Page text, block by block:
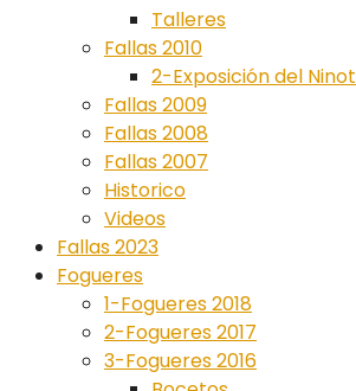
Talleres
Fallas 2010
2-Exposición del Ninot
Fallas 2009
Fallas 2008
Fallas 2007
Historico
Videos
Fallas 2023
Fogueres
1-Fogueres 2018
2-Fogueres 2017
3-Fogueres 2016